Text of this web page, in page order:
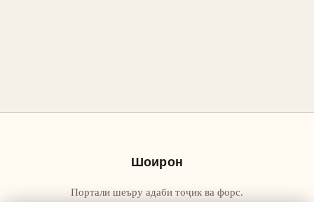
Шоирон
Портали шеъру адаби тоҷик ва форс.